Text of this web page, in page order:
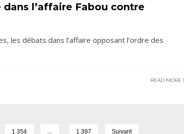
l’affaire Fabou contre
les débats dans l’affaire opposant l’ordre des
READ MORE
1 354 … 1 397 Suivant